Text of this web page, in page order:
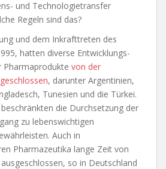
und Technologietransfer
Regeln sind das?
und dem Inkrafttreten des
hatten diverse Entwicklungs-
Pharmaprodukte von der
, darunter Argentinien,
Tunesien und die Türkei.
die Durchsetzung der
zu lebenswichtigen
Auch in
Pharmazeutika lange Zeit von
so in Deutschland